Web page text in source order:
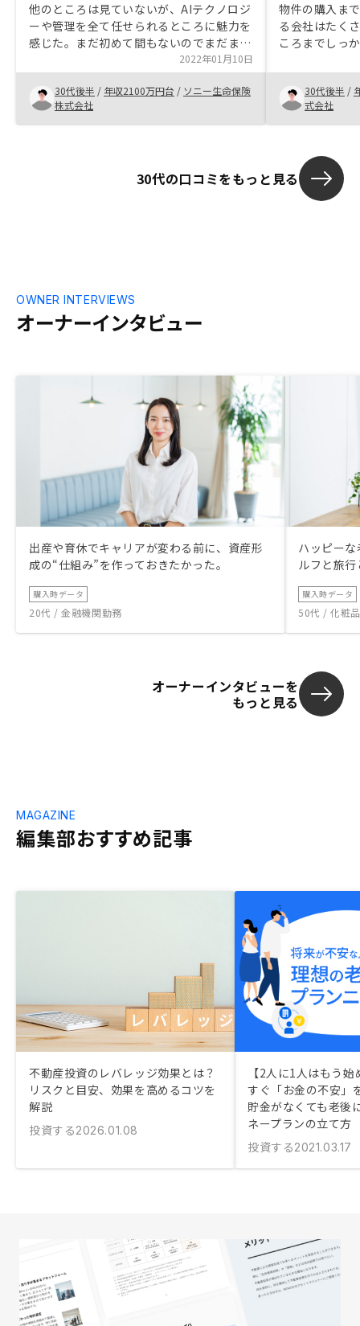
他のところは見ていないが、AIテクノロジ
ーや管理を全て任せられるところに魅力を
感じた。まだ初めて間もないのでまだまだ
安心はできていない部分もあるが、それは
これから解消できればと思っている。ネッ
トを見ると購入金額が高いなどのデメリッ
トも書いてあるが自分はインカムゲイン狙
いなのと管理等を全て任せられることがメ
いは写真で残しておいてほしいなと思う。
2022年01月10日
30代後半 / 年収2100万円台 / ソニー生命保険
株式会社
物件の購入ま
る会社はたく
ころまでしっ
じました。 直
ぶれを見て、
だ』と安心で
グするのはい
たです。
30代後半 /
式会社
30代の口コミをもっと見る
オーナーインタビュー
OWNER INTERVIEWS
出産や育休でキャリアが変わる前に、資産形
成の“仕組み”を作っておきたかった。
購入時データ
20代 / 金融機関勤務
ハッピー
ルフと旅
購入時データ
50代 / 化粧
オーナーインタビューを
もっと見る
編集部おすすめ記事
MAGAZINE
不動産投資のレバレッジ効果とは？
リスクと目安、効果を高めるコツを
解説
投資する2026.01.08
【2人に1人はもう
すぐ「お金の不安」
貯金がなくても老後
ネープランの立て方
投資する2021.03.17